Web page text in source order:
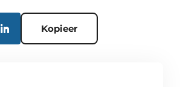
Kopieer